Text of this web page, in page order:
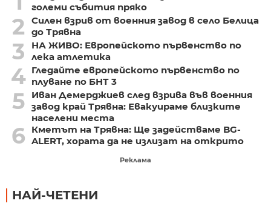
големи събития пряко
2
Силен взрив от военния завод в село Белица
до Трявна
3
НА ЖИВО: Европейското първенство по
лека атлетика
4 Гледайте европейското първенство по
плуване по БНТ 3
5
Иван Демерджиев след взрива във военния
завод край Трявна: Евакуираме близките
населени места
6
Кметът на Трявна: Ще задействаме BG-
ALERT, хората да не излизат на открито
Реклама
НАЙ-ЧЕТЕНИ